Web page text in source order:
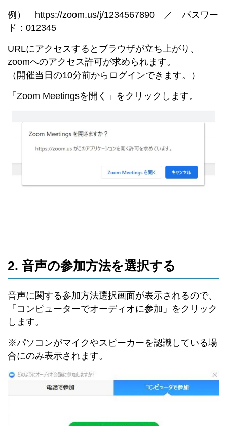
例） https://zoom.us/j/1234567890 ／ パスワー
ド：012345
URLにアクセスするとブラウザが立ち上がり、
zoomへのアクセス許可が求められます。
（開催当日の10分前からログインできます。）
「Zoom Meetingsを開く」をクリックします。
2. 音声の参加方法を選択する
音声に関する参加方法選択画面が表示されるので、
「コンピューターでオーディオに参加」をクリック
します。
※パソコンがマイクやスピーカーを認識している場
合にのみ表示されます。